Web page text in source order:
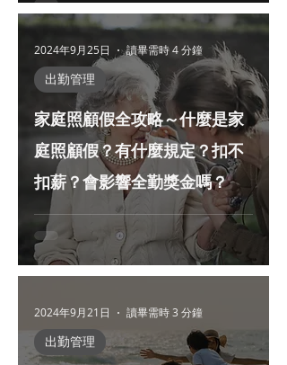
家庭照顧假全攻略～什麼是家
庭照顧假？有什麼規定？扣不
扣薪？會影響全勤獎金嗎？
出勤管理
2024年9月25日 讀畢需時 4 分鐘
出勤管理
2024年9月21日 讀畢需時 3 分鐘